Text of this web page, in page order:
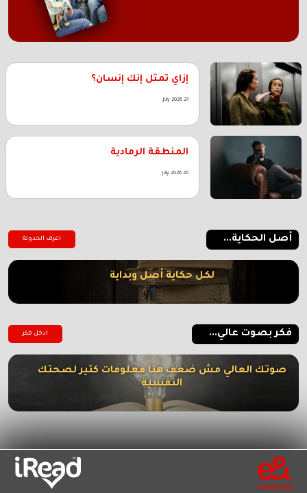
إزاي تمثل إنك إنسان؟
27 July 2026
المنطقة الرمادية
20 July 2026
أصل الحكاية... اعرف الحدوتة
لكل حكاية أصل وبداية
فكر بصوت عالي... ادخل فكر
صوتك العالي مش ضعف هنا معلومات كتير لصحتك
النفسية